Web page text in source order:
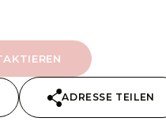
ADRESSE TEILEN